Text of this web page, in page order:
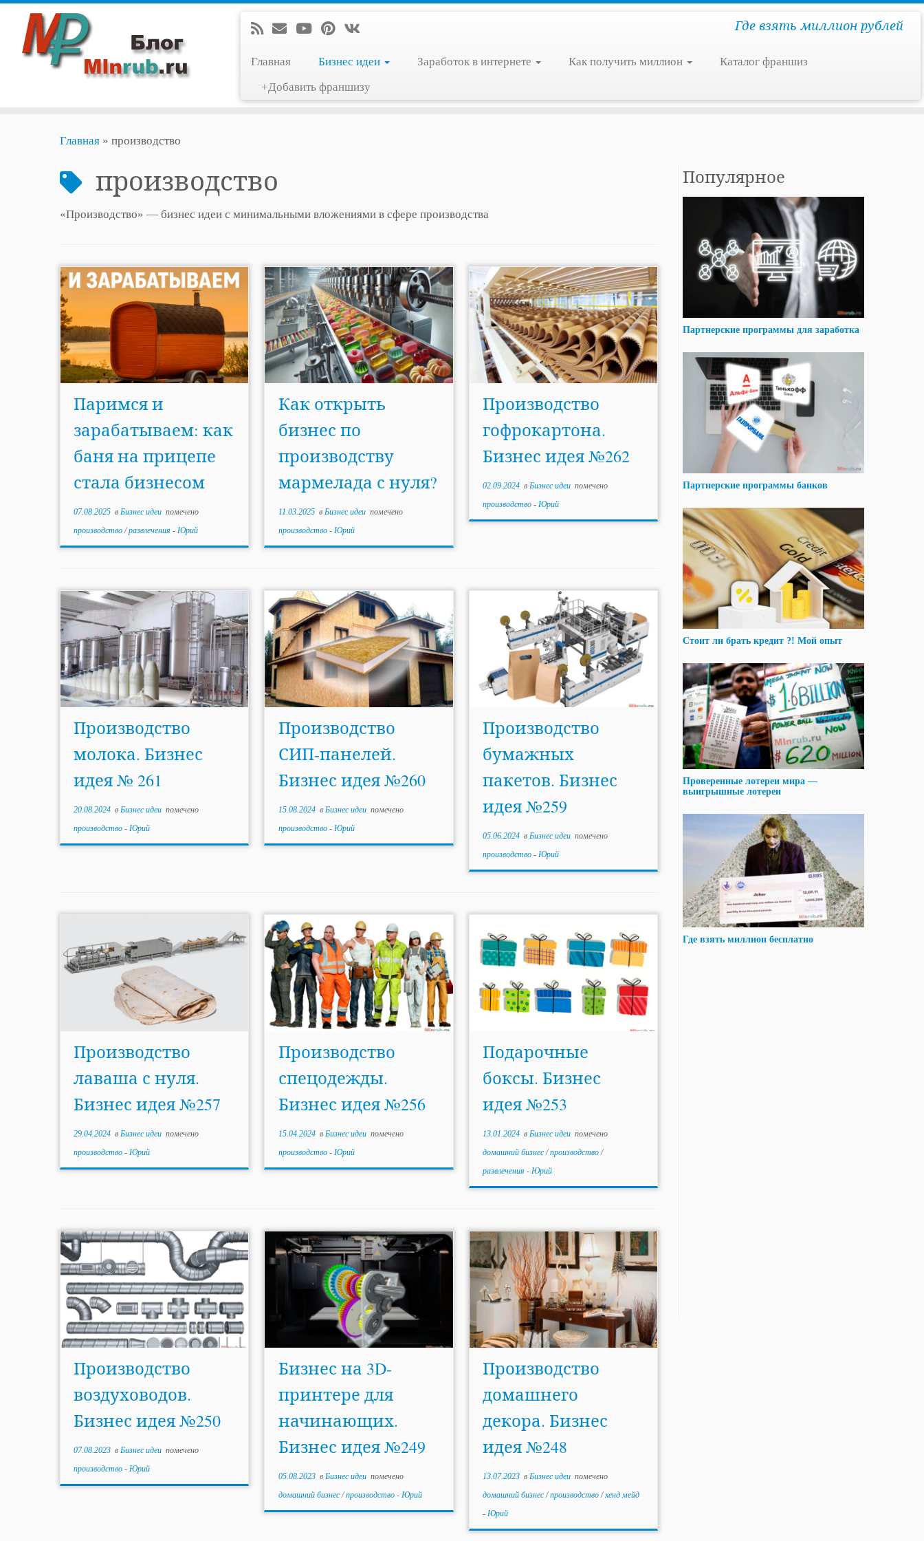
Где взять миллион рублей
Главная Бизнес идеи Заработок в интернете Как получить миллион
Каталог франшиз
+Добавить франшизу
Главная » производство
производство
«Производство» — бизнес идеи с минимальными вложениями в сфере производства
Паримся и
зарабатываем: как
баня на прицепе
стала бизнесом
07.08.2025 вБизнес идеи помечено
производство/развлечения-Юрий
Как открыть
бизнес по
производству
мармелада с нуля?
11.03.2025в Бизнес идеи помечено
производство - Юрий
Производство
гофрокартона.
Бизнес идея №262
02.09.2024в Бизнес идеи помечено
производство - Юрий
Производство
молока. Бизнес
идея № 261
20.08.2024 вБизнес идеи помечено
производство-Юрий
Производство
СИП-панелей.
Бизнес идея №260
15.08.2024в Бизнес идеи помечено
производство - Юрий
Производство
бумажных
пакетов. Бизнес
идея №259
05.06.2024в Бизнес идеи помечено
производство - Юрий
Производство
лаваша с нуля.
Бизнес идея №257
29.04.2024 вБизнес идеи помечено
производство-Юрий
Производство
спецодежды.
Бизнес идея №256
15.04.2024в Бизнес идеи помечено
производство - Юрий
Подарочные
боксы. Бизнес
идея №253
13.01.2024в Бизнес идеи помечено
домашний бизнес/производство/
развлечения - Юрий
Производство
воздуховодов.
Бизнес идея №250
07.08.2023 вБизнес идеи помечено
производство-Юрий
Бизнес на 3D-
принтере для
начинающих.
Бизнес идея №249
05.08.2023в Бизнес идеи помечено
домашний бизнес/производство - Юрий
Производство
домашнего
декора. Бизнес
идея №248
13.07.2023в Бизнес идеи помечено
домашний бизнес/производство/хенд мейд
- Юрий
Популярное
Партнерские программы для заработка
Партнерские программы банков
Стоит ли брать кредит ?! Мой опыт
Проверенные лотереи мира —
выигрышные лотереи
Где взять миллион бесплатно